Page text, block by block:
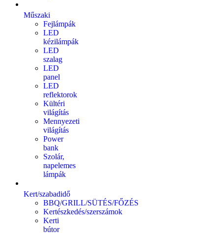
Műszaki
Fejlámpák
LED
kézilámpák
LED
szalag
LED
panel
LED
reflektorok
Kültéri
világítás
Mennyezeti
világítás
Power
bank
Szolár,
napelemes
lámpák
Kert/szabadidő
BBQ/GRILL/SÜTÉS/FŐZÉS
Kertészkedés/szerszámok
Kerti
bútor